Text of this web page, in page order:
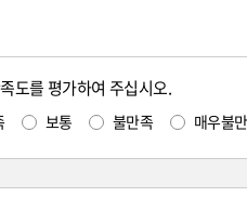
도를 평가하여 주십시오.
보통 불만족 매우불